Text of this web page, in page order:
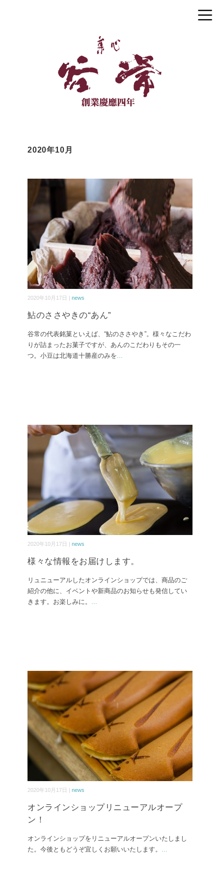
2020年10月
2020年10月17日 | news
鮎のささやきの“あん”
谷常の代表銘菓といえば、“鮎のささやき”。様々なこだわ
りが詰まったお菓子ですが、あんのこだわりもその一
つ。小豆は北海道十勝産のみを...
2020年10月17日 | news
様々な情報をお届けします。
リュニューアルしたオンラインショップでは、商品のご
紹介の他に、イベントや新商品のお知らせも発信してい
きます。お楽しみに。 ...
2020年10月17日 | news
オンラインショップリニューアルオープ
ン！
オンラインショップをリニューアルオープンいたしまし
た。今後ともどうぞ宜しくお願いいたします。 ...